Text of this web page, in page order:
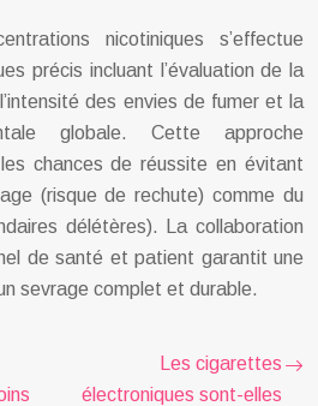
nicotiniques s’effectue
précis incluant l’évaluation de la
des envies de fumer et la
globale. Cette approche
chances de réussite en évitant
(risque de rechute) comme du
délétères). La collaboration
de santé et patient garantit une
sevrage complet et durable.
Les cigarettes
électroniques sont-elles